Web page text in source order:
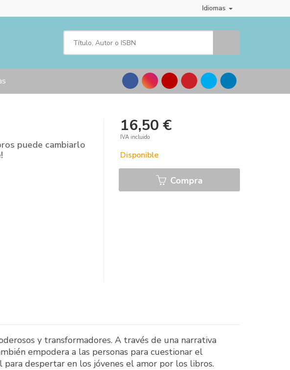
Idiomas
puede cambiarlo
16,50 €
IVA incluido
Disponible
Compra
y transformadores. A través de una narrativa
empodera a las personas para cuestionar el
despertar en los jóvenes el amor por los libros.